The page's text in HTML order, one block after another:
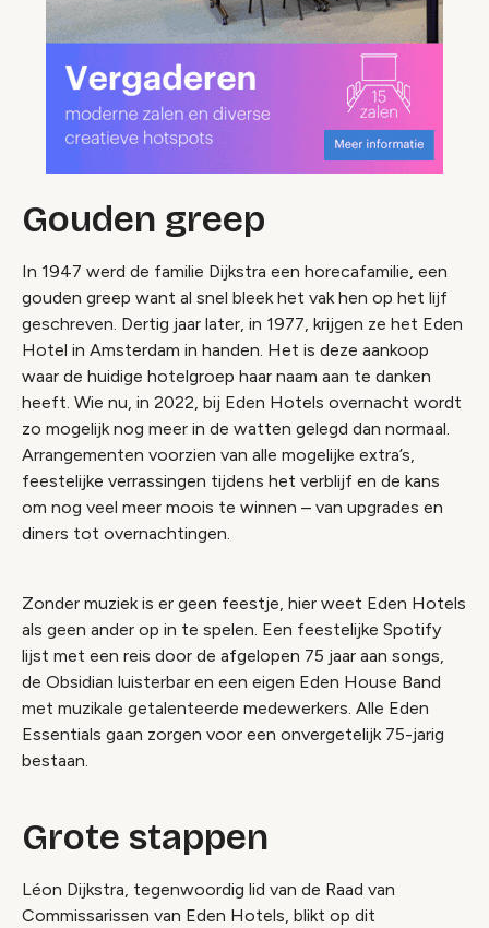
Gouden greep
In 1947 werd de familie Dijkstra een horecafamilie, een
gouden greep want al snel bleek het vak hen op het lijf
geschreven. Dertig jaar later, in 1977, krijgen ze het Eden
Hotel in Amsterdam in handen. Het is deze aankoop
waar de huidige hotelgroep haar naam aan te danken
heeft. Wie nu, in 2022, bij Eden Hotels overnacht wordt
zo mogelijk nog meer in de watten gelegd dan normaal.
Arrangementen voorzien van alle mogelijke extra’s,
feestelijke verrassingen tijdens het verblijf en de kans
om nog veel meer moois te winnen – van upgrades en
diners tot overnachtingen.
Zonder muziek is er geen feestje, hier weet Eden Hotels
als geen ander op in te spelen. Een feestelijke Spotify
lijst met een reis door de afgelopen 75 jaar aan songs,
de Obsidian luisterbar en een eigen Eden House Band
met muzikale getalenteerde medewerkers. Alle Eden
Essentials gaan zorgen voor een onvergetelijk 75-jarig
bestaan.
Grote stappen
Léon Dijkstra, tegenwoordig lid van de Raad van
Commissarissen van Eden Hotels, blikt op dit